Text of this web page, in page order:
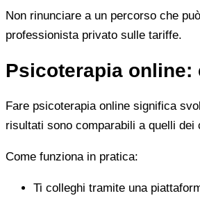
Non rinunciare a un percorso che
professionista privato sulle tariffe.
Psicoterapia online:
Fare psicoterapia online significa
risultati sono comparabili a quelli
Come funziona in pratica:
Ti colleghi tramite una